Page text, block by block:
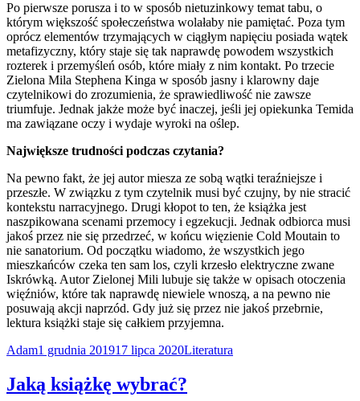
Po pierwsze porusza i to w sposób nietuzinkowy temat tabu, o
którym większość społeczeństwa wolałaby nie pamiętać. Poza tym
oprócz elementów trzymających w ciągłym napięciu posiada wątek
metafizyczny, który staje się tak naprawdę powodem wszystkich
rozterek i przemyśleń osób, które miały z nim kontakt. Po trzecie
Zielona Mila Stephena Kinga w sposób jasny i klarowny daje
czytelnikowi do zrozumienia, że sprawiedliwość nie zawsze
triumfuje. Jednak jakże może być inaczej, jeśli jej opiekunka Temida
ma zawiązane oczy i wydaje wyroki na oślep.
Największe trudności podczas czytania?
Na pewno fakt, że jej autor miesza ze sobą wątki teraźniejsze i
przeszłe. W związku z tym czytelnik musi być czujny, by nie stracić
kontekstu narracyjnego. Drugi kłopot to ten, że książka jest
naszpikowana scenami przemocy i egzekucji. Jednak odbiorca musi
jakoś przez nie się przedrzeć, w końcu więzienie Cold Moutain to
nie sanatorium. Od początku wiadomo, że wszystkich jego
mieszkańców czeka ten sam los, czyli krzesło elektryczne zwane
Iskrówką. Autor Zielonej Mili lubuje się także w opisach otoczenia
więźniów, które tak naprawdę niewiele wnoszą, a na pewno nie
posuwają akcji naprzód. Gdy już się przez nie jakoś przebrnie,
lektura książki staje się całkiem przyjemna.
Adam1 grudnia 201917 lipca 2020Literatura
Jaką książkę wybrać?